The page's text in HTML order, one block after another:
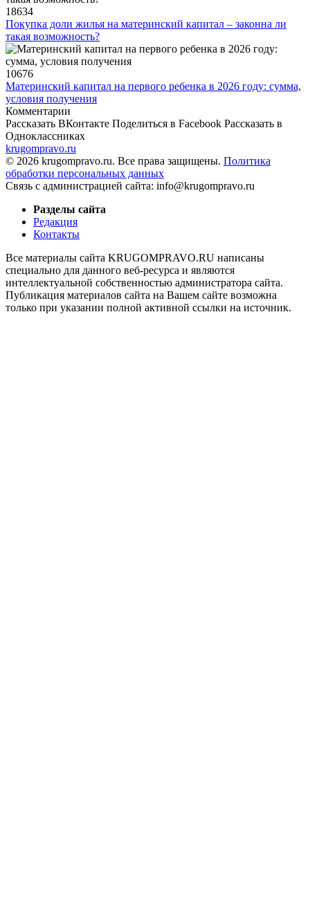
18634
Покупка доли жилья на материнский капитал – законна ли
такая возможность?
10676
Материнский капитал на первого ребенка в 2026 году: сумма,
условия получения
Комментарии
Рассказать ВКонтакте Поделиться в Facebook Рассказать в
Одноклассниках
krugompravo.ru
© 2026 krugompravo.ru. Все права защищены. Политика
обработки персональных данных
Связь с администрацией сайта: info@krugompravo.ru
Разделы сайта
Редакция
Контакты
Все материалы сайта KRUGOMPRAVO.RU написаны
специально для данного веб-ресурса и являются
интеллектуальной собственностью администратора сайта.
Публикация материалов сайта на Вашем сайте возможна
только при указании полной активной ссылки на источник.